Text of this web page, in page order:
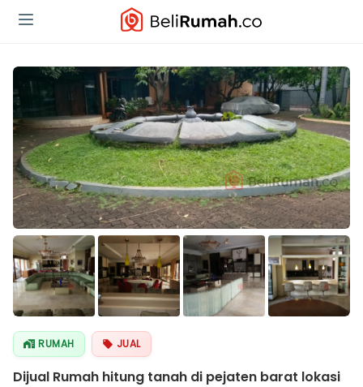
RUMAH JUAL
Dijual Rumah hitung tanah di pejaten barat lokasi